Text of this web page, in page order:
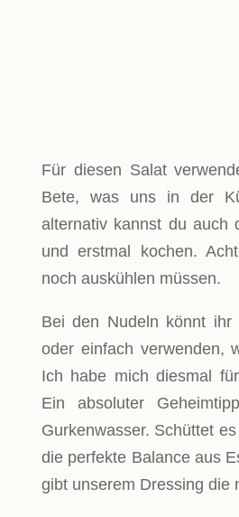
Für diesen Salat
Bete, was uns in der
alternativ kannst du auch
und erstmal kochen.
noch auskühlen müssen.
Bei den Nudeln könnt ihr
oder einfach verwenden,
Ich habe mich diesmal
Ein absoluter
Gurkenwasser. Schüttet
die perfekte Balance aus
gibt unserem Dressing die